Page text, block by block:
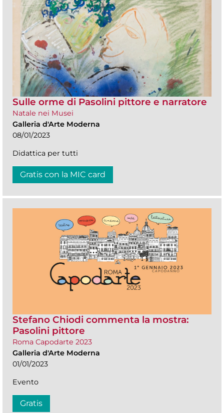
Sulle orme di Pasolini pittore e narratore
Natale nei Musei
Galleria d'Arte Moderna
08/01/2023
Didattica per tutti
Gratis con la MIC card
Stefano Chiodi commenta la mostra:
Pasolini pittore
Roma Capodarte 2023
Galleria d'Arte Moderna
01/01/2023
Evento
Gratis